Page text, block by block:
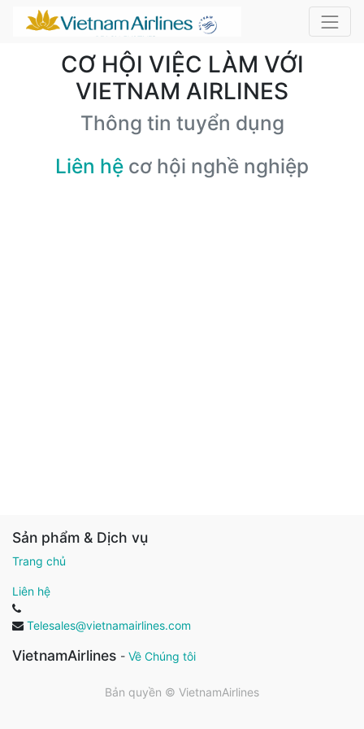
CƠ HỘI VIỆC LÀM VỚI
VIETNAM AIRLINES
Thông tin tuyển dụng
Liên hệ cơ hội nghề nghiệp
Sản phẩm & Dịch vụ
Trang chủ
Liên hệ
Telesales@vietnamairlines.com
VietnamAirlines - Về Chúng tôi
Bản quyền © VietnamAirlines